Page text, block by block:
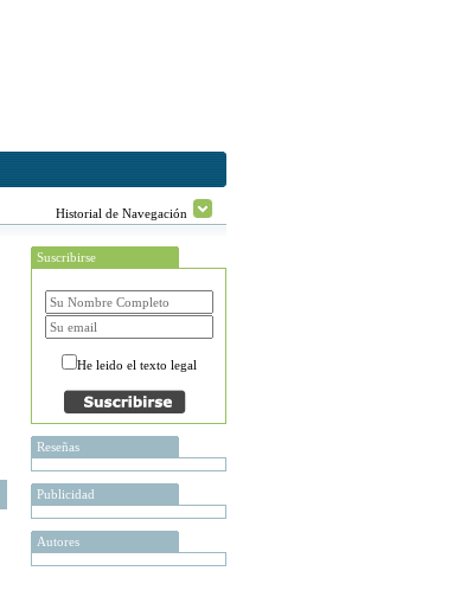
Historial de Navegación
Suscribirse
He leido el texto legal
Reseñas
Publicidad
Autores